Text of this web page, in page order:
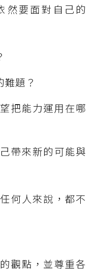
然要面對自己的
題？
把能力運用在哪
帶來新的可能與
何人來說，都不
的觀點，並尊重各